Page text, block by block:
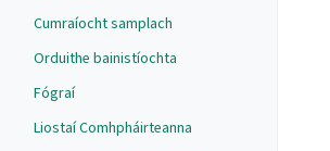
Cumraíocht samplach
Orduithe bainistíochta
Fógraí
Liostaí Comhpháirteanna